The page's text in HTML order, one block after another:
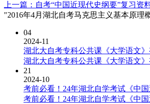
上一篇：自考“中国近现代史纲要”复习资
"2016年4月湖北自考马克思主义基本原
04
2024-11
湖北大自考专科公共课《大学语文
湖北大自考专科公共课《大学语文
21
2024-10
考前必看！24年湖北自学考试《中
考前必看！24年湖北自学考试《中